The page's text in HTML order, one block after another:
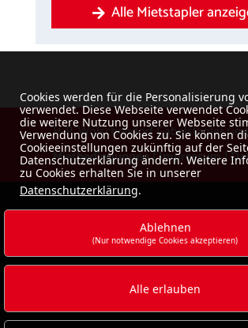
Alle Mietstapler
H-P. Wolschendorf Gabelstapler
Mietbedingungen|Impressum|
Cookies werden für die Personalisierung
verwendet. Diese Webseite verwendet
die weitere Nutzung unserer Webseite
Verwendung von Cookies zu. Sie können
Cookieeinstellungen zukünftig auf der
Datenschutzerklärung ändern. Weitere
zu Cookies erhalten Sie in unserer
Datenschutzerklärung.
Ablehnen
(Nur notwendige Cookies akzeptieren)
Alle erlauben